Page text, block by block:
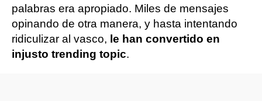
palabras era apropiado. Miles de mensajes
opinando de otra manera, y hasta intentando
ridiculizar al vasco, le han convertido en
injusto trending topic.